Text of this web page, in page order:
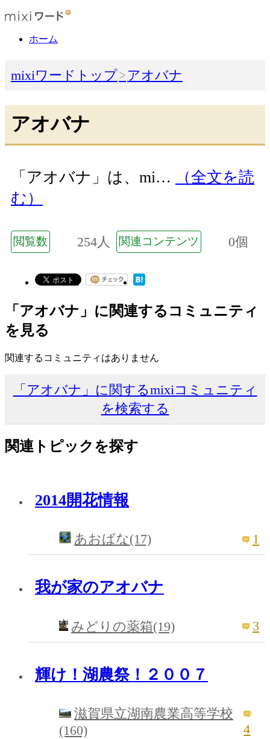
ホーム
mixiワードトップ アオバナ
アオバナ
「アオバナ」は、mi…
（全文を読
む）
閲覧数 254人 関連コンテンツ 0個
「アオバナ」に関連するコミュニティ
を見る
関連するコミュニティはありません
「アオバナ」に関するmixiコミュニティ
を検索する
関連トピックを探す
2014開花情報
あおばな(17) 1
我が家のアオバナ
みどりの薬箱(19) 3
輝け！湖農祭！２００７
滋賀県立湖南農業高等学校
(160)
4